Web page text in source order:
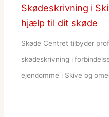
Skødeskrivning i
hjælp til dit skøde
Skøde Centret tilbyder
skødeskrivning i
ejendomme i Skive og